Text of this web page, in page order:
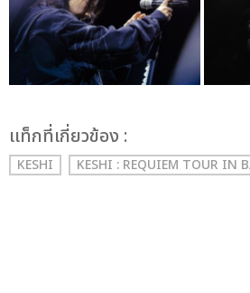
เเท็กที่เกี่ยวข้อง :
KESHI KESHI : REQUIEM TOUR IN